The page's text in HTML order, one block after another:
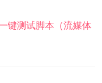
键测试脚本（流媒体